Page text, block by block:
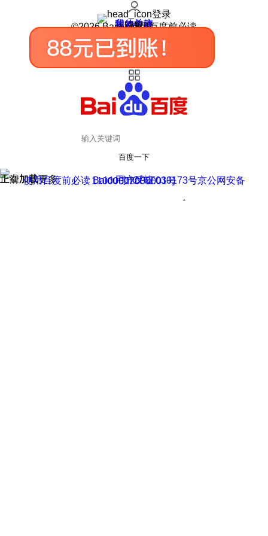
登录
我的关注
我的收藏
皮肤中心
用户反馈
设置
©2026 Baidu 使用百度前必读
百度一下
正在加载
上滑加载更多 用户反馈
使用百度前必读 Baidu 京ICP证030173号
京公网安备11000002000001号